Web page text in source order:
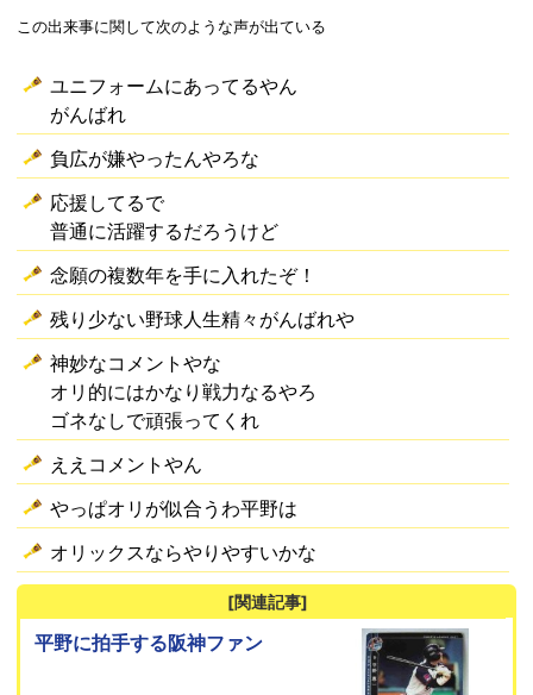
この出来事に関して次のような声が出ている
ユニフォームにあってるやん
がんばれ
負広が嫌やったんやろな
応援してるで
普通に活躍するだろうけど
念願の複数年を手に入れたぞ！
残り少ない野球人生精々がんばれや
神妙なコメントやな
オリ的にはかなり戦力なるやろ
ゴネなしで頑張ってくれ
ええコメントやん
やっぱオリが似合うわ平野は
オリックスならやりやすいかな
[関連記事]
平野に拍手する阪神ファン